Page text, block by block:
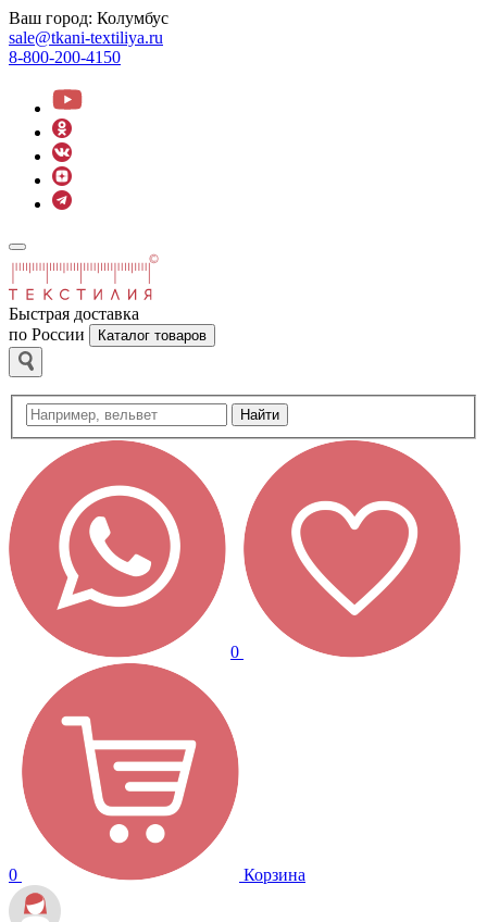
Ваш город: Колумбус
sale@tkani-textiliya.ru
8-800-200-4150
Быстрая доставка
по России
Каталог товаров
Найти
0
0 Корзина